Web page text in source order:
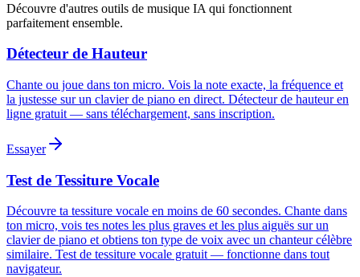
Découvre d'autres outils de musique IA qui fonctionnent
parfaitement ensemble.
Détecteur de Hauteur
Chante ou joue dans ton micro. Vois la note exacte, la fréquence et
la justesse sur un clavier de piano en direct. Détecteur de hauteur en
ligne gratuit — sans téléchargement, sans inscription.
Essayer
Test de Tessiture Vocale
Découvre ta tessiture vocale en moins de 60 secondes. Chante dans
ton micro, vois tes notes les plus graves et les plus aiguës sur un
clavier de piano et obtiens ton type de voix avec un chanteur célèbre
similaire. Test de tessiture vocale gratuit — fonctionne dans tout
navigateur.